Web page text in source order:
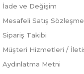
İade ve Değişim
Mesafeli Satış
Sipariş Takibi
Müşteri Hizmetleri /
Aydınlatma Metni